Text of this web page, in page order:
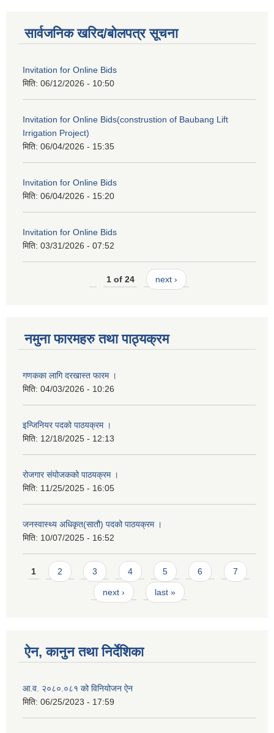
सार्वजनिक खरिद/बोलपत्र सूचना
Invitation for Online Bids
मिति: 06/12/2026 - 10:50
Invitation for Online Bids(construstion of Baubang Lift
Irrigation Project)
मिति: 06/04/2026 - 15:35
Invitation for Online Bids
मिति: 06/04/2026 - 15:20
Invitation for Online Bids
मिति: 03/31/2026 - 07:52
1 of 24 next ›
नमुना फारमहरु तथा पाठ्यक्रम
गणकका लागि दरखास्त फारम ।
मिति: 04/03/2026 - 10:26
इन्जिनियर पदको पाठयक्रम ।
मिति: 12/18/2025 - 12:13
रोजगार संयोजकको पाठयक्रम ।
मिति: 11/25/2025 - 16:05
जनस्वास्थ्य अधिकृत(सातौ) पदको पाठयक्रम ।
मिति: 10/07/2025 - 16:52
Pages
1 2 3 4 5 6 7
next › last »
ऐन, कानुन तथा निर्देशिका
आ.व. २०८०.०८१ को विनियोजन ऐन
मिति: 06/25/2023 - 17:59